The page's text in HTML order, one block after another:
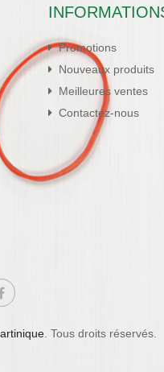
Promotions
Nouveaux produits
Meilleures ventes
Contactez-nous
. Tous droits réservés.